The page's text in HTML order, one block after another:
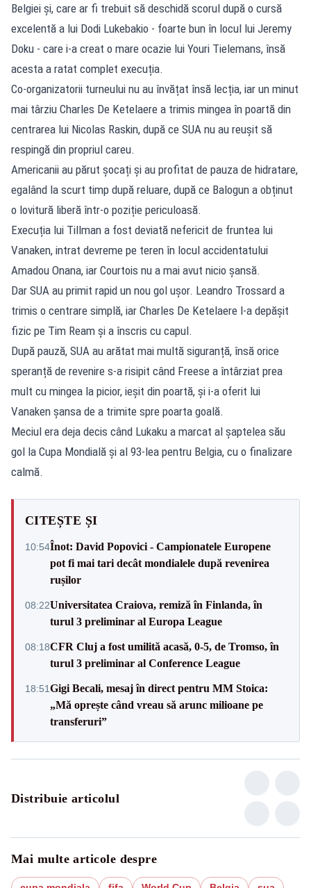
Belgiei și, care ar fi trebuit să deschidă scorul după o cursă
excelentă a lui Dodi Lukebakio - foarte bun în locul lui Jeremy
Doku - care i-a creat o mare ocazie lui Youri Tielemans, însă
acesta a ratat complet execuția.
Co-organizatorii turneului nu au învățat însă lecția, iar un minut
mai târziu Charles De Ketelaere a trimis mingea în poartă din
centrarea lui Nicolas Raskin, după ce SUA nu au reușit să
respingă din propriul careu.
Americanii au părut șocați și au profitat de pauza de hidratare,
egalând la scurt timp după reluare, după ce Balogun a obținut
o lovitură liberă într-o poziție periculoasă.
Execuția lui Tillman a fost deviată nefericit de fruntea lui
Vanaken, intrat devreme pe teren în locul accidentatului
Amadou Onana, iar Courtois nu a mai avut nicio șansă.
Dar SUA au primit rapid un nou gol ușor. Leandro Trossard a
trimis o centrare simplă, iar Charles De Ketelaere l-a depășit
fizic pe Tim Ream și a înscris cu capul.
După pauză, SUA au arătat mai multă siguranță, însă orice
speranță de revenire s-a risipit când Freese a întârziat prea
mult cu mingea la picior, ieșit din poartă, și i-a oferit lui
Vanaken șansa de a trimite spre poarta goală.
Meciul era deja decis când Lukaku a marcat al șaptelea său
gol la Cupa Mondială și al 93-lea pentru Belgia, cu o finalizare
calmă.
CITEȘTE ȘI
10:54Înot: David Popovici - Campionatele Europene
pot fi mai tari decât mondialele după revenirea
rușilor
08:22Universitatea Craiova, remiză în Finlanda, în
turul 3 preliminar al Europa League
08:18CFR Cluj a fost umilită acasă, 0-5, de Tromso, în
turul 3 preliminar al Conference League
18:51Gigi Becali, mesaj în direct pentru MM Stoica:
„Mă oprește când vreau să arunc milioane pe
transferuri”
Distribuie articolul
Mai multe articole despre